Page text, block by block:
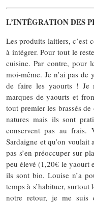
L’INTÉGRATION DES
Les produits laitiers, c’est
à intégrer. Pour tout le
cuisine. Par contre, pour
moi-même. Je n’ai pas de
de faire les yaourts ! Je
marques de yaourts et
tout premier les brassés
natures mais ils sont
conservent pas au frais.
Sardaigne et qu’on voulait
pas s’en préoccuper sur
peu élevé (1,20€ le yaourt
ils sont bio. Louise n’a
temps à s’habituer,
notre retour, je me suis